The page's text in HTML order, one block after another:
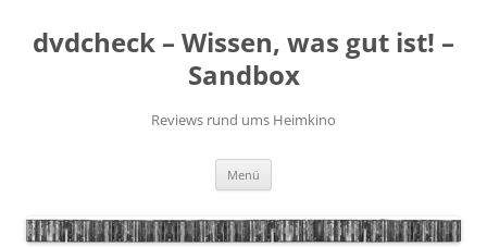
springen
dvdcheck – Wissen, was gut ist! –
Sandbox
Reviews rund ums Heimkino
Menü